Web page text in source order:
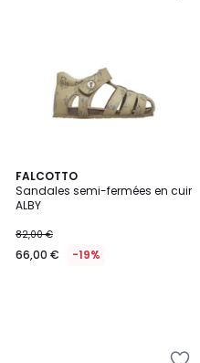
FALCOTTO
Sandales semi-fermées en cuir
ALBY
82,00 €
66,00 € -19%